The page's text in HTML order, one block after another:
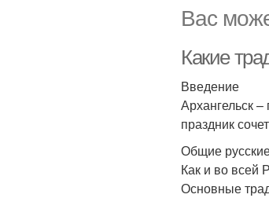
Вас
Какие
Введение
Архангельск
праздник
Общие
Как и во всей
Основные